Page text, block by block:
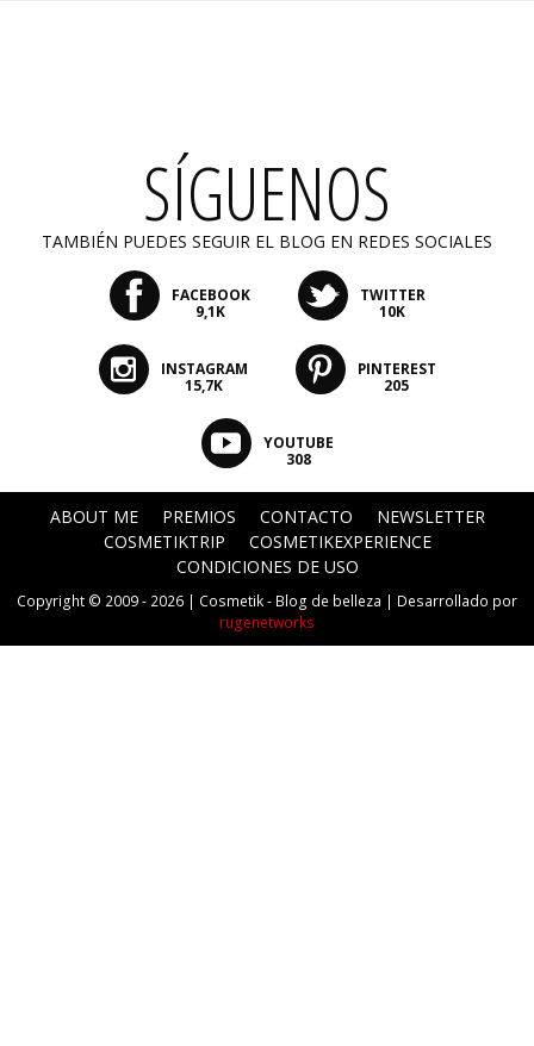
SÍGUENOS
TAMBIÉN PUEDES SEGUIR EL BLOG EN REDES SOCIALES
FACEBOOK
9,1K
TWITTER
10K
INSTAGRAM
15,7K
PINTEREST
205
YOUTUBE
308
ABOUT ME PREMIOS CONTACTO
NEWSLETTER
COSMETIKTRIP
COSMETIKEXPERIENCE
CONDICIONES DE USO
Copyright © 2009 - 2026 | Cosmetik - Blog de belleza | Desarrollado por
rugenetworks